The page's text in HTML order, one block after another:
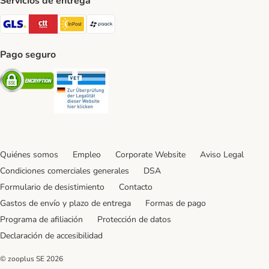
GLS Shipping Method
CTTExpress Shipping Method
InPost Shipping Method
paack Shipping Method
Pago seguro
Security
Quiénes somos Empleo Corporate Website
Aviso Legal
Condiciones comerciales generales
DSA
Formulario de desistimiento
Contacto
Gastos de envío y plazo de entrega
Formas de pago
Programa de afiliación
Protección de datos
Declaración de accesibilidad
© zooplus SE 2026